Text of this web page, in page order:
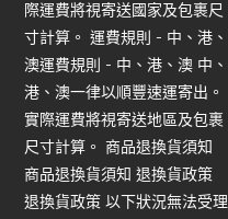
際運費將視寄送國家及包裹尺
寸計算。 運費規則 - 中、港、
澳運費規則 - 中、港、澳 中、
港、澳一律以順豐速運寄出。
實際運費將視寄送地區及包裹
尺寸計算。 商品退換貨須知
商品退換貨須知 退換貨政策
退換貨政策 以下狀況無法受理